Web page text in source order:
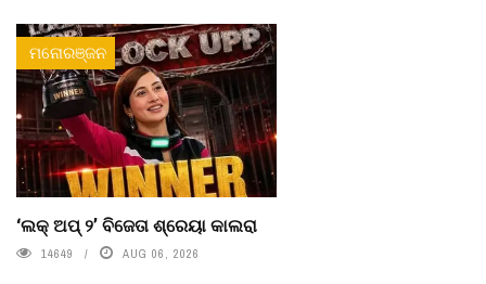
ମନୋରଞ୍ଜନ
‘ଲକ୍ ଅପ୍ ୨’ ବିଜେତା ଶ୍ରେୟା କାଲରା
14649 AUG 06, 2026